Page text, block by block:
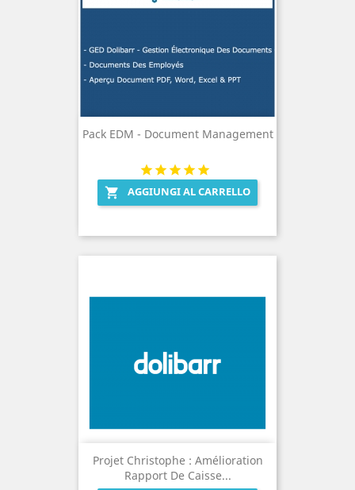
Pack EDM - Document Management
 AGGIUNGI AL CARRELLO
Projet Christophe : Amélioration
Rapport De Caisse...